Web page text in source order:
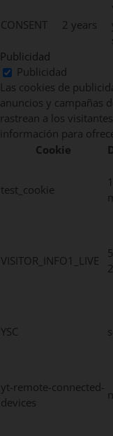
CONSENT 2 years
Publicidad
Publicidad
Las cookies de
anuncios y campañas
rastrean a los
información para
Cookie
test_cookie
VISITOR_INFO1_LIVE
YSC
yt-remote-connected-
devices